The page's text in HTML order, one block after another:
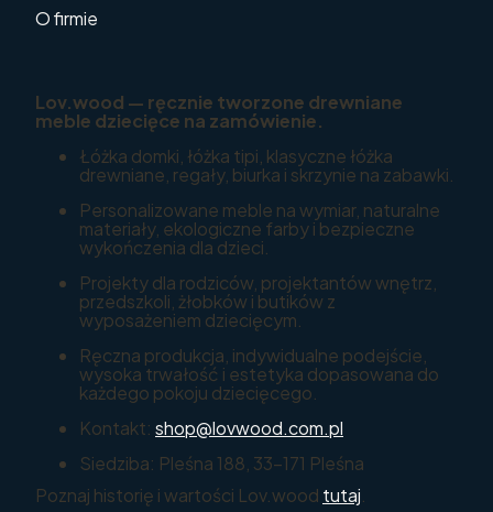
O firmie
Lov.wood — ręcznie tworzone drewniane
meble dziecięce na zamówienie.
Łóżka domki, łóżka tipi, klasyczne łóżka
drewniane, regały, biurka i skrzynie na zabawki.
Personalizowane meble na wymiar, naturalne
materiały, ekologiczne farby i bezpieczne
wykończenia dla dzieci.
Projekty dla rodziców, projektantów wnętrz,
przedszkoli, żłobków i butików z
wyposażeniem dziecięcym.
Ręczna produkcja, indywidualne podejście,
wysoka trwałość i estetyka dopasowana do
każdego pokoju dziecięcego.
Kontakt: shop@lovwood.com.pl
Siedziba: Pleśna 188, 33-171 Pleśna
Poznaj historię i wartości Lov.wood tutaj